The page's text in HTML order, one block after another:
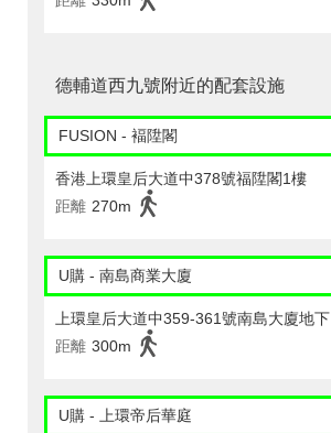
德輔道西九號附近的配套設施
FUSION - 褔陞閣
香港上環皇后大道中378號福陞閣1樓
距離 270m
U購 - 南島商業大廈
上環皇后大道中359-361號南島大廈地下
距離 300m
U購 - 上環帝后華庭